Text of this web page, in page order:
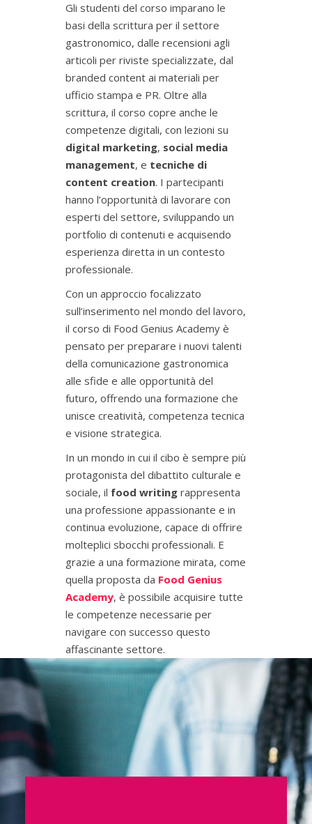
Gli studenti del corso imparano le
basi della scrittura per il settore
gastronomico, dalle recensioni agli
articoli per riviste specializzate, dal
branded content ai materiali per
ufficio stampa e PR. Oltre alla
scrittura, il corso copre anche le
competenze digitali, con lezioni su
digital marketing, social media
management, e tecniche di
content creation. I partecipanti
hanno l’opportunità di lavorare con
esperti del settore, sviluppando un
portfolio di contenuti e acquisendo
esperienza diretta in un contesto
professionale.
Con un approccio focalizzato
sull’inserimento nel mondo del lavoro,
il corso di Food Genius Academy è
pensato per preparare i nuovi talenti
della comunicazione gastronomica
alle sfide e alle opportunità del
futuro, offrendo una formazione che
unisce creatività, competenza tecnica
e visione strategica.
In un mondo in cui il cibo è sempre più
protagonista del dibattito culturale e
sociale, il food writing rappresenta
una professione appassionante e in
continua evoluzione, capace di offrire
molteplici sbocchi professionali. E
grazie a una formazione mirata, come
quella proposta da Food Genius
Academy, è possibile acquisire tutte
le competenze necessarie per
navigare con successo questo
affascinante settore.